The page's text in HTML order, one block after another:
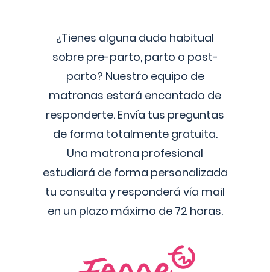
¿Tienes alguna duda habitual
sobre pre-parto, parto o post-
parto? Nuestro equipo de
matronas estará encantado de
responderte. Envía tus preguntas
de forma totalmente gratuita.
Una matrona profesional
estudiará de forma personalizada
tu consulta y responderá vía mail
en un plazo máximo de 72 horas.